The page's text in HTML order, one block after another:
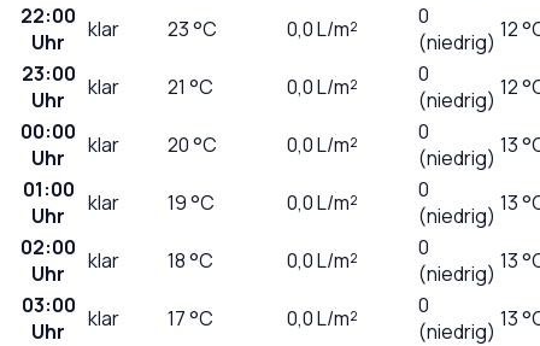
22:00
Uhr
klar 23°C 0,0L/m²
0
(niedrig) 12
23:00
Uhr
klar 21 °C 0,0L/m²
0
(niedrig) 12
00:00
Uhr
klar 20°C 0,0L/m²
0
(niedrig) 13
01:00
Uhr
klar 19°C 0,0L/m²
0
(niedrig) 13
02:00
Uhr
klar 18°C 0,0L/m²
0
(niedrig) 13
03:00
Uhr
klar 17°C 0,0L/m²
0
(niedrig) 13